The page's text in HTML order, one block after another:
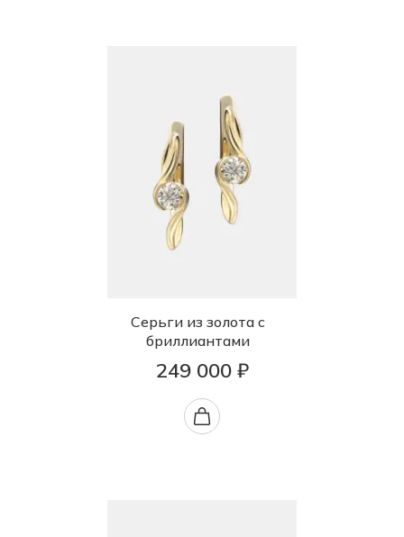
Серьги из золота с
бриллиантами
249 000 ₽